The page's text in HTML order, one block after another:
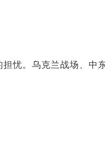
忧。乌克兰战场、中